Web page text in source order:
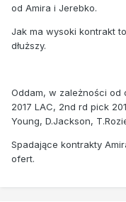
od Amira i Jerebko.
Jak ma wysoki kontrakt
dłuższy.
Oddam, w zależności od
2017 LAC, 2nd rd pick
Young, D.Jackson,
Spadające kontrakty
ofert.